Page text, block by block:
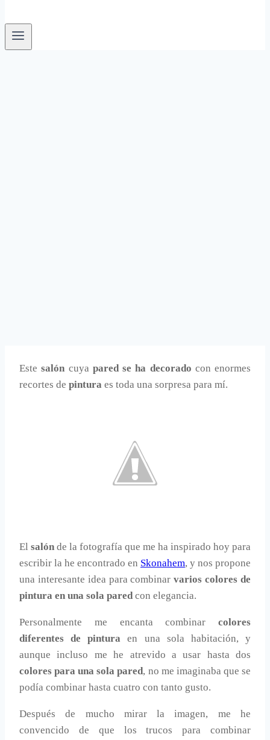
Estesalón cuya pared se ha decorado con enormes
recortes de pintura es toda una sorpresa para mí.
El salón de la fotografía que me ha inspirado hoy para
escribir la he encontrado en Skonahem, y nos propone
una interesante idea para combinarvarios colores de
pintura en una sola paredcon elegancia.
Personalmente me encanta combinar colores
diferentes de pintura en una sola habitación, y
aunque incluso me he atrevido a usar hasta dos
colores para una sola pared, no me imaginaba que se
podía combinar hasta cuatro con tanto gusto.
Después de mucho mirar la imagen, me he
convencido de que los trucos para combinar